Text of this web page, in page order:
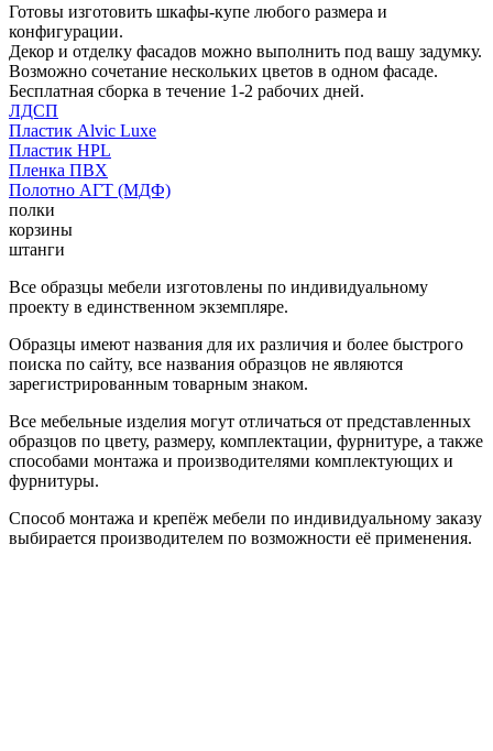
Готовы изготовить шкафы-купе любого размера и
конфигурации.
Декор и отделку фасадов можно выполнить под вашу задумку.
Возможно сочетание нескольких цветов в одном фасаде.
Бесплатная сборка в течение 1-2 рабочих дней.
ЛДСП
Пластик Alvic Luxe
Пластик HPL
Пленка ПВХ
Полотно АГТ (МДФ)
полки
корзины
штанги
Все образцы мебели изготовлены по индивидуальному
проекту в единственном экземпляре.
Образцы имеют названия для их различия и более быстрого
поиска по сайту, все названия образцов не являются
зарегистрированным товарным знаком.
Все мебельные изделия могут отличаться от представленных
образцов по цвету, размеру, комплектации, фурнитуре, а также
способами монтажа и производителями комплектующих и
фурнитуры.
Способ монтажа и крепёж мебели по индивидуальному заказу
выбирается производителем по возможности её применения.